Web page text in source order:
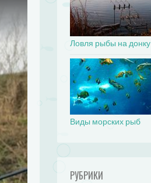
Ловля рыбы на донку
Виды морских рыб
РУБРИКИ